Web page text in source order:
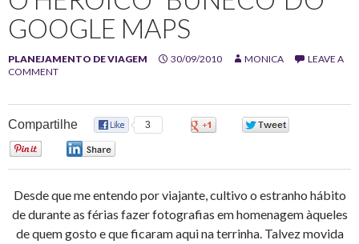
CONTENT
GOOGLE MAPS
PLANEJAMENTO DE VIAGEM 30/09/2010 MONICA
LEAVE A
COMMENT
Compartilhe 3
Desde que me entendo por viajante, cultivo o estranho hábito
de durante as férias fazer fotografias em homenagem àqueles
de quem gosto e que ficaram aqui na terrinha. Talvez movida